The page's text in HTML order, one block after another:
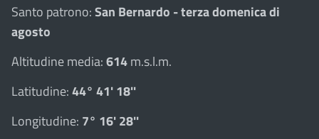
Santo patrono:San Bernardo - terza domenica di
agosto
Altitudine media:614m.s.l.m.
Latitudine:44° 41' 18''
Longitudine: 7° 16' 28''